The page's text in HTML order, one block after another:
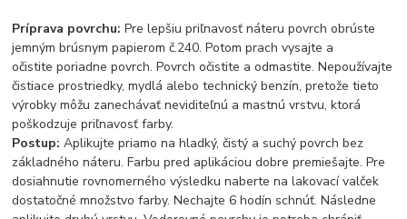
Príprava povrchu: Pre lepšiu priľnavosť náteru povrch obrúste
jemným brúsnym papierom č.240. Potom prach vysajte a
očistite poriadne povrch. Povrch očistite a odmastite. Nepoužívajte
čistiace prostriedky, mydlá alebo technický benzín, pretože tieto
výrobky môžu zanechávať neviditeľnú a mastnú vrstvu, ktorá
poškodzuje priľnavosť farby.
Postup:Aplikujte priamo na hladký, čistý a suchý povrch bez
základného náteru. Farbu pred aplikáciou dobre premiešajte. Pre
dosiahnutie rovnomerného výsledku naberte na lakovací valček
dostatočné množstvo farby. Nechajte 6 hodín schnúť. Následne